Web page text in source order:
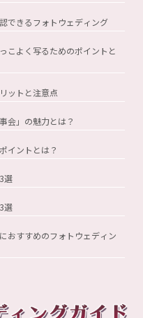
できるフォトウェディング
こよく写るためのポイントと
ットと注意点
会」の魅力とは？
イントとは？
選
選
おすすめのフォトウェディン